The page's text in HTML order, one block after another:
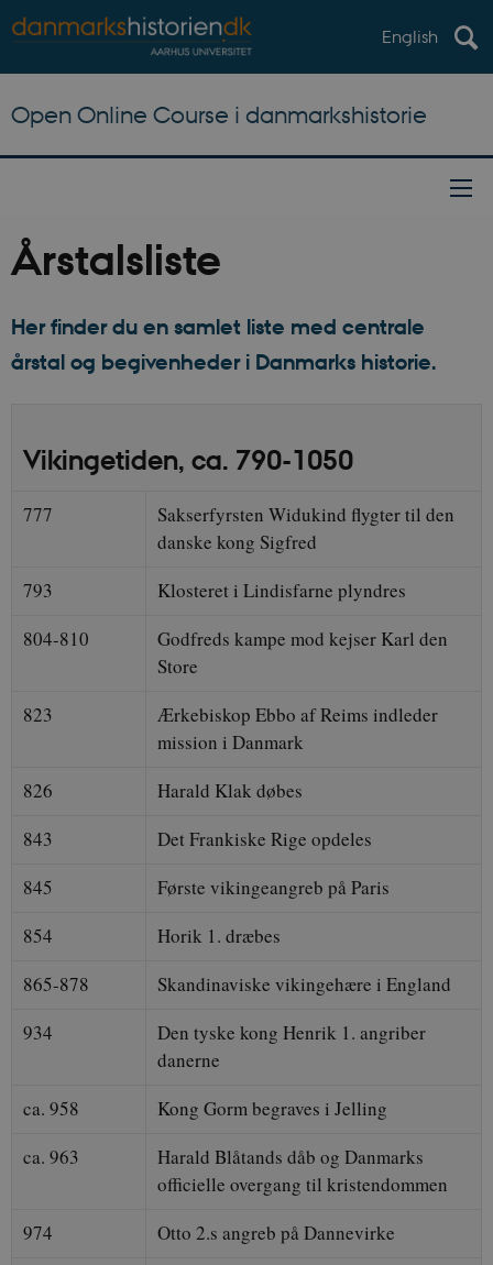
English
Open Online Course i danmarkshistorie
Årstalsliste
Her finder du en samlet liste med centrale
årstal og begivenheder i Danmarks historie.
Vikingetiden, ca. 790-1050
777
Sakserfyrsten Widukind flygter til den
danske kong Sigfred
793
Klosteret i Lindisfarne plyndres
804-810
Godfreds kampe mod kejser Karl den
Store
823
Ærkebiskop Ebbo af Reims indleder
mission i Danmark
826
Harald Klak døbes
843
Det Frankiske Rige opdeles
845
Første vikingeangreb på Paris
854
Horik 1. dræbes
865-878
Skandinaviske vikingehære i England
934
Den tyske kong Henrik 1. angriber
danerne
ca. 958
Kong Gorm begraves i Jelling
ca. 963
Harald Blåtands dåb og Danmarks
officielle overgang til kristendommen
974
Otto 2.s angreb på Dannevirke